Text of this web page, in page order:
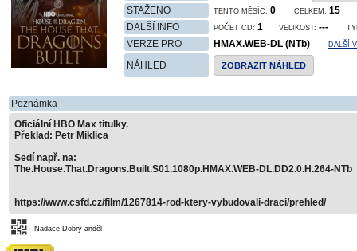
STAŽENO TENTO MĚSÍC: 0 CELKEM: 15
DALŠÍ INFO
POČET CD: 1 VELIKOST: ---
VERZE PRO HMAX.WEB-DL (NTb) DALŠÍ
NÁHLED ZOBRAZIT NÁHLED
Poznámka
Oficiální HBO Max titulky.
Překlad: Petr Miklica
Sedí např. na:
The.House.That.Dragons.Built.S01.1080p.HMAX.WEB-DL.DD2.0.H.264-NTb
https://www.csfd.cz/film/1267814-rod-ktery-vybudovali-draci/prehled/
Nadace Dobrý anděl